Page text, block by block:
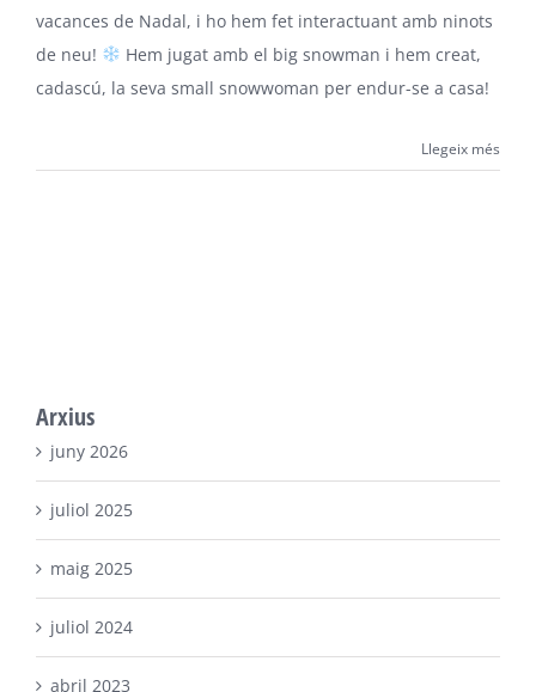
vacances de Nadal, i ho hem fet interactuant amb ninots
de neu!
Hem jugat amb el big snowman i hem creat,
cadascú, la seva small snowwoman per endur-se a casa!
Llegeix més
Arxius
juny 2026
juliol 2025
maig 2025
juliol 2024
abril 2023